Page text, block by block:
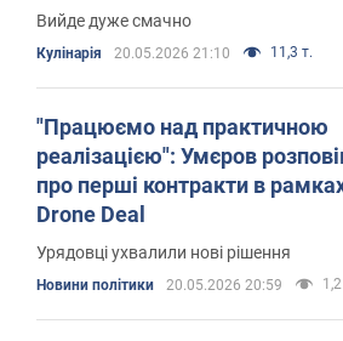
Вийде дуже смачно
Кулінарія 20.05.2026 21:10 11,3 т.
"Працюємо над практичною
реалізацією": Умєров
про перші контракти в
Drone Deal
Урядовці ухвалили нові рішення
Новини політики 20.05.2026 20:59